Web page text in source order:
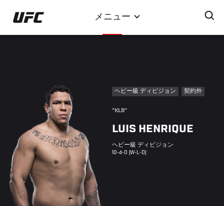
イ
ン
メニュー
ヘビー級 ディビジョン 契約外
"KLB"
LUIS HENRIQUE
ヘビー級 ディビジョン
10-4-0 (W-L-D)